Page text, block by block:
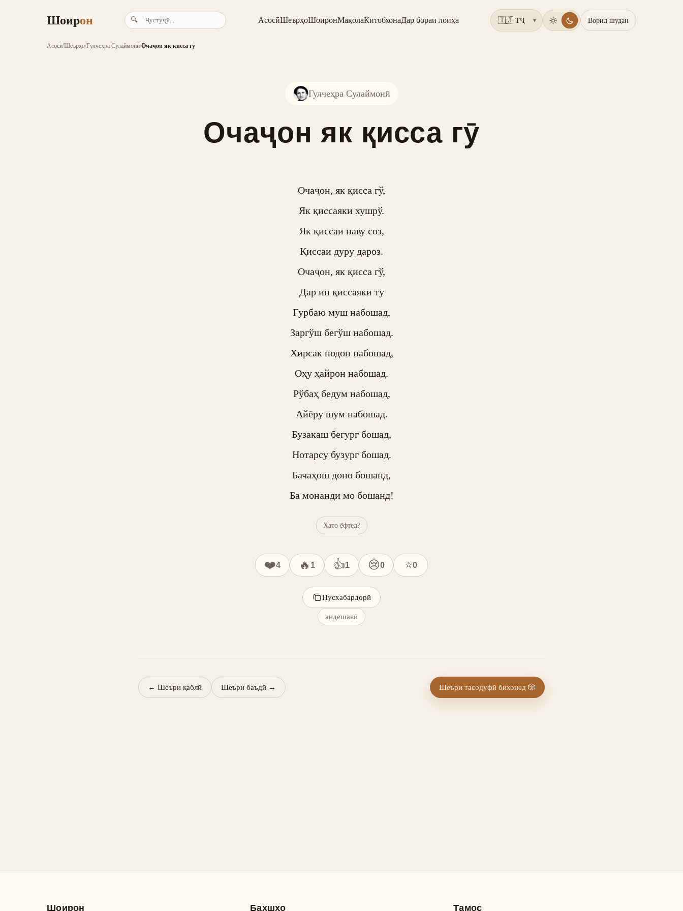
Шоирон 🔍 АсосӣШеърҳоШоиронМақолаКитобхонаДар бораи лоиҳа ▾ Ворид шудан
Асосӣ/Шеърҳо/Гулчеҳра Сулаймонӣ/Очаҷон як қисса гӯ
Гулчеҳра Сулаймонӣ
Очаҷон як қисса гӯ
Очаҷон, як қисса гў,
Як қиссаяки хушрў.
Як қиссаи наву соз,
Қиссаи дуру дароз.
Очаҷон, як қисса гў,
Дар ин қиссаяки ту
Гурбаю муш набошад,
Заргўш бегўш набошад.
Хирсак нодон набошад,
Оҳу ҳайрон набошад.
Рўбаҳ бедум набошад,
Айёру шум набошад.
Бузакаш бегург бошад,
Нотарсу бузург бошад.
Бачаҳош доно бошанд,
Ба монанди мо бошанд!
Хато ёфтед?
❤️4 🔥 1 👍1 😢0 ⭐0
Нусхабардорӣ
андешавӣ
← Шеъри қаблӣ Шеъри баъдӣ → Шеъри тасодуфӣ бихонед 🎲
Шоирон Бахшҳо Тамос